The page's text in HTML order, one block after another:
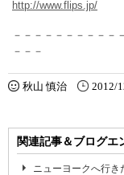
http://www.flips.jp/
－－－－－－－－－－
－－－
秋山 慎治 2012/
関連記事＆ブログエ
ニューヨークへ行き